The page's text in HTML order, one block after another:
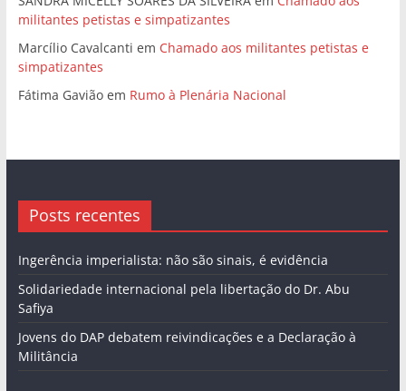
militantes petistas e simpatizantes
Marcílio Cavalcanti em Chamado aos militantes petistas e
simpatizantes
Fátima Gaviãoem Rumo à Plenária Nacional
Posts recentes
Ingerência imperialista: não são sinais, é evidência
Solidariedade internacional pela libertação do Dr. Abu
Safiya
Jovens do DAP debatem reivindicações e a Declaração à
Militância